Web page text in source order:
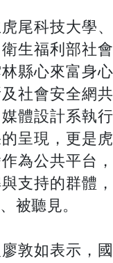
尾科技大學
生福利部社會
縣心來富身
社會安全網
體設計系執
呈現，更是
為公共平台
支持的群體
被聽見。
敦如表示，